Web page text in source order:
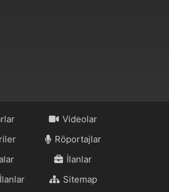
Videolar
Röportajlar
İlanlar
Sitemap